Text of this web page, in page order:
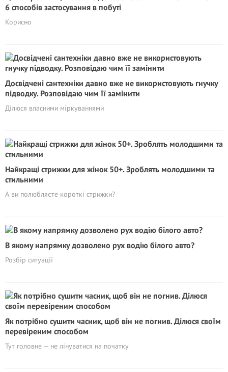
6 способів застосування в побуті
Корисно
Досвідчені сантехніки давно вже не використовують гнучку
підводку. Розповідаю чим її замінити
Ділюся власними міркуваннями
Найкращі стрижки для жінок 50+. Зроблять молодшими та
стильними
А ви полюбляєте короткі стрижки?
В якому напрямку дозволено рух водію білого авто?
Розбір ситуації
Як потрібно сушити часник, щоб він не погнив. Ділюся своїм
перевіреним способом
Тут головне — не лінуватися на початку